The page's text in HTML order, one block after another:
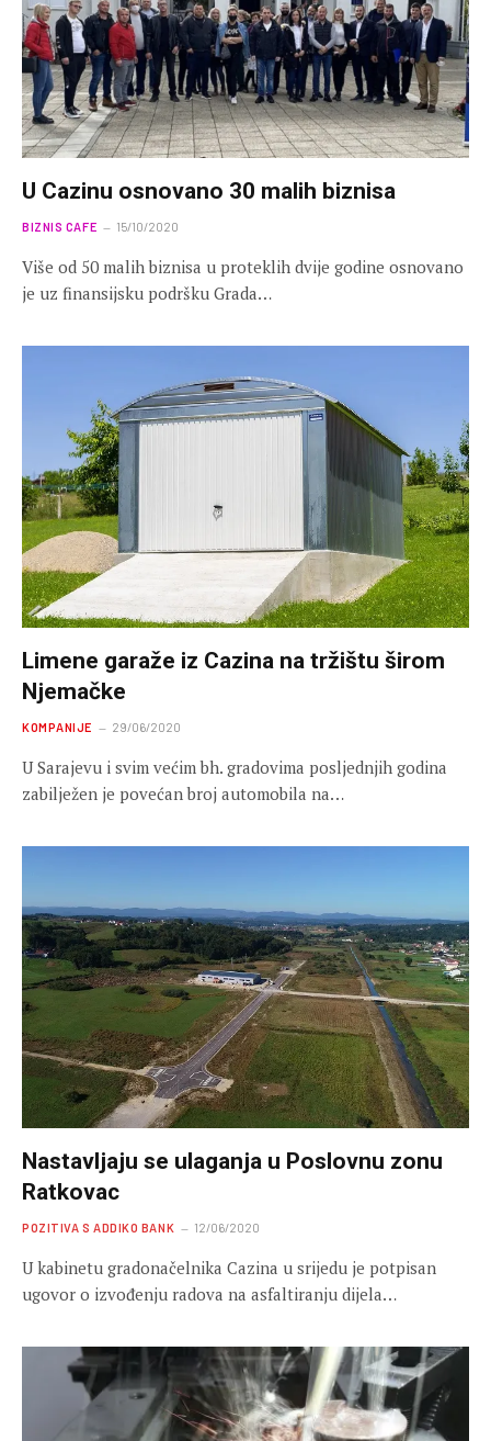
U Cazinu osnovano 30 malih biznisa
BIZNIS CAFE 15/10/2020
Više od 50 malih biznisa u proteklih dvije godine osnovano
je uz finansijsku podršku Grada…
Limene garaže iz Cazina na tržištu širom
Njemačke
KOMPANIJE 29/06/2020
U Sarajevu i svim većim bh. gradovima posljednjih godina
zabilježen je povećan broj automobila na…
Nastavljaju se ulaganja u Poslovnu zonu
Ratkovac
POZITIVA S ADDIKO BANK 12/06/2020
U kabinetu gradonačelnika Cazina u srijedu je potpisan
ugovor o izvođenju radova na asfaltiranju dijela…